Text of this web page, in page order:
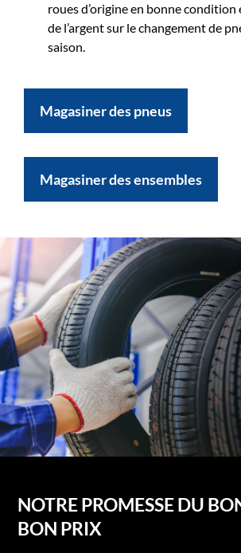
roues d’origine en bonne condition
de l’argent sur le changement de
saison.
Magasiner des pneus
Magasiner des ensembles
NOTRE PROMESSE DU
BON PRIX